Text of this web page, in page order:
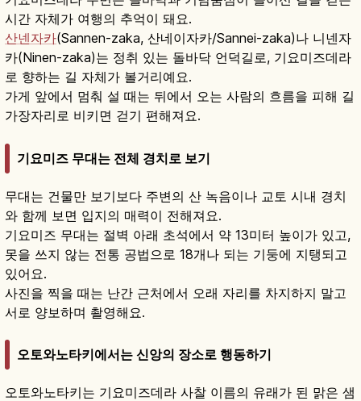
시간 자체가 여행의 추억이 돼요.
산넨자카(Sannen-zaka, 산네이자카/Sannei-zaka)나 니넨자
카(Ninen-zaka)는 정취 있는 돌바닥 언덕길로, 기요미즈데라
로 향하는 길 자체가 볼거리예요.
가게 앞에서 멈춰 설 때는 뒤에서 오는 사람의 흐름을 피해 길
가장자리로 비키면 걷기 편해져요.
기요미즈 무대는 전체 경치로 보기
무대는 건물만 보기보다 주변의 산 녹음이나 교토 시내 경치
와 함께 보면 입지의 매력이 전해져요.
기요미즈 무대는 절벽 아래 초석에서 약 13미터 높이가 있고,
못을 쓰지 않는 전통 공법으로 18개나 되는 기둥에 지탱되고
있어요.
사진을 찍을 때는 난간 근처에서 오래 자리를 차지하지 말고
서로 양보하며 촬영해요.
오토와노타키에서는 신앙의 장소로 행동하기
오토와노타키는 기요미즈데라 사찰 이름의 유래가 된 맑은 샘